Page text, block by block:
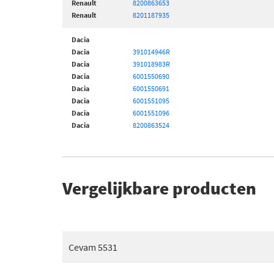
Renault
8200863653
Renault
8201187935
Dacia
Dacia
391014946R
Dacia
391018983R
Dacia
6001550690
Dacia
6001550691
Dacia
6001551095
Dacia
6001551096
Dacia
8200863524
Vergelijkbare producten
Cevam 5531